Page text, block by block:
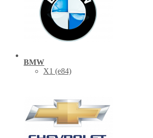
BMW
X1 (е84)